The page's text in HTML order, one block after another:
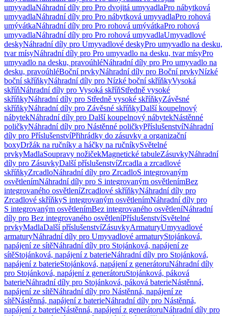
umyvadlaNáhradní díly pro Pro dvojitá umyvadlaPro nábytková
umyvadlaNáhradní díly pro Pro nábytková umyvadlaPro rohová
umývátkaNáhradní díly pro Pro rohová umývátkaPro rohová
umyvadlaNáhradní díly pro Pro rohová umyvadlaUmyvadlové
deskyNáhradní díly pro Umyvadlové deskyPro umyvadlo na desku,
tvar mísyNáhradní díly pro Pro umyvadlo na desku, tvar mísyPro
umyvadlo na desku, pravoúhléNáhradní díly pro Pro umyvadlo na
desku, pravoúhléBoční prvkyNáhradní díly pro Boční prvkyNízké
boční skříňkyNáhradní díly pro Nízké boční skříňkyVysoká
skříňNáhradní díly pro Vysoká skříňStředně vysoké
skříňkyNáhradní díly pro Středně vysoké skříňkyZávěsné
skříňkyNáhradní díly pro Závěsné skříňkyDalší koupelnový
nábytekNáhradní díly pro Další koupelnový nábytekNástěnné
poličkyNáhradní díly pro Nástěnné poličkyPříslušenstvíNáhradní
díly pro PříslušenstvíPřihrádky do zásuvky a organizační
boxyDržák na ručníky a háčky na ručníkySvětelné
prvkyMadlaSoupravy nožičekMagnetické tabuleZásuvkyNáhradní
díly pro ZásuvkyDalší příslušenstvíZrcadla a zrcadlové
skříňkyZrcadloNáhradní díly pro ZrcadloS integrovaným
osvětlenímNáhradní díly pro S integrovaným osvětlenímBez
integrovaného osvětleníZrcadlové skříňkyNáhradní díly pro
Zrcadlové skříňkyS integrovaným osvětlenímNáhradní díly pro
S integrovaným osvětlenímBez integrovaného osvětleníNáhradní
díly pro Bez integrovaného osvětleníPříslušenstvíSvětelné
prvkyMadlaDalší příslušenstvíZásuvkyArmaturyUmyvadlové
armaturyNáhradní díly pro Umyvadlové armaturyStojánková,
napájení ze sítěNáhradní díly pro Stojánková, napájení ze
sítěStojánková, napájení z baterieNáhradní díly pro Stojánková,
napájení z baterieStojánková, napájení z generátoruNáhradní díly
pro Stojánková, napájení z generátoruStojánková, páková
baterieNáhradní díly pro Stojánková, páková baterieNástěnná,
napájení ze sítěNáhradní díly pro Nástěnná, napájení ze
sítěNástěnná, napájení z baterieNáhradní díly pro Nástěnná,
napájení z baterieNástěnná, napájení z generátoruNáhradní díly pro